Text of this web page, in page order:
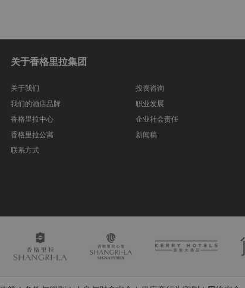
理，请致电或前往水
如果紧随其后另有预
关于香格里拉集团
关于我们
我们的酒店品牌
香格里拉中心
香格里拉公寓
联系方式
投资咨询
职业发展
企业社会责任
新闻稿